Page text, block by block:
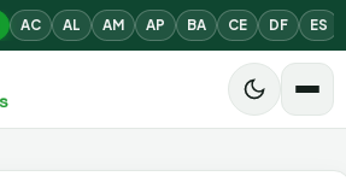
AC AL AM AP BA CE DF ES